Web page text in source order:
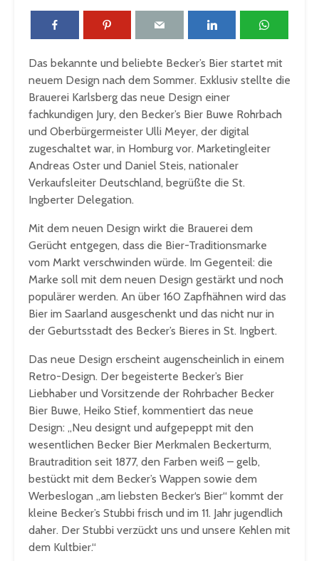
Das bekannte und beliebte Becker’s Bier startet mit
neuem Design nach dem Sommer. Exklusiv stellte die
Brauerei Karlsberg das neue Design einer
fachkundigen Jury, den Becker’s Bier Buwe Rohrbach
und Oberbürgermeister Ulli Meyer, der digital
zugeschaltet war, in Homburg vor. Marketingleiter
Andreas Oster und Daniel Steis, nationaler
Verkaufsleiter Deutschland, begrüßte die St.
Ingberter Delegation.
Mit dem neuen Design wirkt die Brauerei dem
Gerücht entgegen, dass die Bier-Traditionsmarke
vom Markt verschwinden würde. Im Gegenteil: die
Marke soll mit dem neuen Design gestärkt und noch
populärer werden. An über 160 Zapfhähnen wird das
Bier im Saarland ausgeschenkt und das nicht nur in
der Geburtsstadt des Becker’s Bieres in St. Ingbert.
Das neue Design erscheint augenscheinlich in einem
Retro-Design. Der begeisterte Becker’s Bier
Liebhaber und Vorsitzende der Rohrbacher Becker
Bier Buwe, Heiko Stief, kommentiert das neue
Design: „Neu designt und aufgepeppt mit den
wesentlichen Becker Bier Merkmalen Beckerturm,
Brautradition seit 1877, den Farben weiß – gelb,
bestückt mit dem Becker’s Wappen sowie dem
Werbeslogan „am liebsten Becker‘s Bier“ kommt der
kleine Becker’s Stubbi frisch und im 11. Jahr jugendlich
daher. Der Stubbi verzückt uns und unsere Kehlen mit
dem Kultbier.“